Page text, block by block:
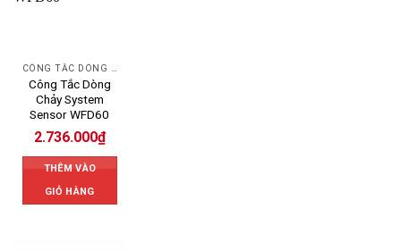
Công Tắc Dòng
Chảy System
Sensor WFD60
2.736.000₫
THÊM VÀO
GIỎ HÀNG